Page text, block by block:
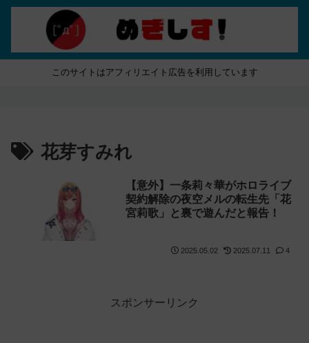
このサイトはアフィリエイト広告を利用しています
花芽すみれ
【意外】一条莉々華がホロライブ
契約解除の夜空メルの転生先「花
宮莉歌」と裏で遊んだと報告！
2025.05.02 2025.07.11 4
スポンサーリンク